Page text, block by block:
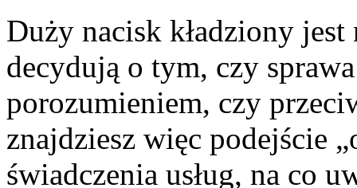
Duży nacisk kładziony
decydują o tym, czy
porozumieniem, czy
znajdziesz więc podejście
świadczenia usług, na co